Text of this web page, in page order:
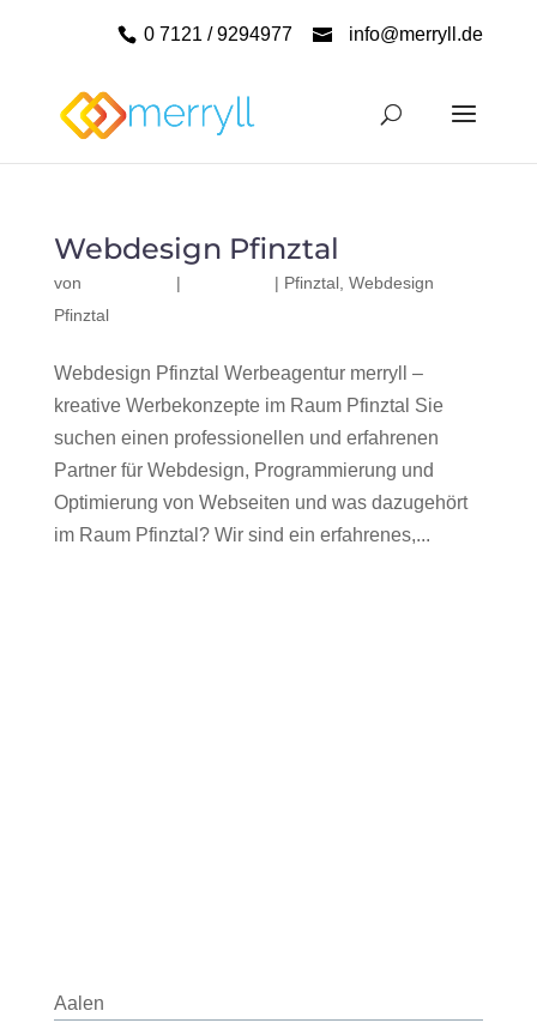
0 7121 / 9294977 info@merryll.de
Webdesign Pfinztal
von | | Pfinztal, Webdesign
Pfinztal
Webdesign Pfinztal Werbeagentur merryll –
kreative Werbekonzepte im Raum Pfinztal Sie
suchen einen professionellen und erfahrenen
Partner für Webdesign, Programmierung und
Optimierung von Webseiten und was dazugehört
im Raum Pfinztal? Wir sind ein erfahrenes,...
Aalen